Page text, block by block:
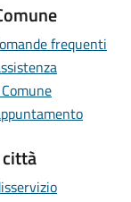
frequenti